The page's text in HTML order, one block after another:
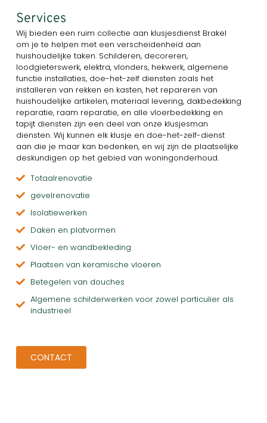
Services
Wij bieden een ruim collectie aan klusjesdienst Brakel
om je te helpen met een verscheidenheid aan
huishoudelijke taken. Schilderen, decoreren,
loodgieterswerk, elektra, vlonders, hekwerk, algemene
functie installaties, doe-het-zelf diensten zoals het
installeren van rekken en kasten, het repareren van
huishoudelijke artikelen, materiaal levering, dakbedekking
reparatie, raam reparatie, en alle vloerbedekking en
tapijt diensten zijn een deel van onze klusjesman
diensten. Wij kunnen elk klusje en doe-het-zelf-dienst
aan die je maar kan bedenken, en wij zijn de plaatselijke
deskundigen op het gebied van woningonderhoud.
Totaalrenovatie
gevelrenovatie
Isolatiewerken
Daken en platvormen
Vloer- en wandbekleding
Plaatsen van keramische vloeren
Betegelen van douches
Algemene schilderwerken voor zowel particulier als
industrieel
CONTACT